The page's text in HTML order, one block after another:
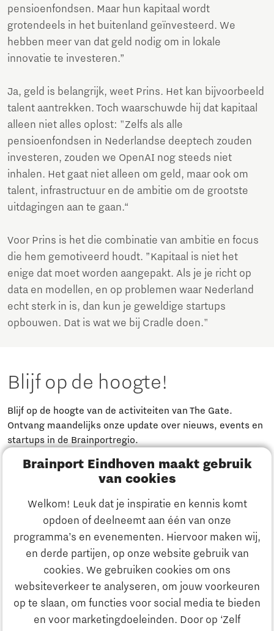
Brainport Eindhoven maakt gebruik
van cookies
Welkom! Leuk dat je inspiratie en kennis komt
opdoen of deelneemt aan één van onze
programma’s en evenementen. Hiervoor maken wij,
en derde partijen, op onze website gebruik van
cookies. We gebruiken cookies om ons
websiteverkeer te analyseren, om jouw voorkeuren
op te slaan, om functies voor social media te bieden
en voor marketingdoeleinden. Door op ‘Zelf
pensioenfondsen. Maar hun kapitaal wordt
grotendeels in het buitenland geïnvesteerd. We
hebben meer van dat geld nodig om in lokale
innovatie te investeren.”
Ja, geld is belangrijk, weet Prins. Het kan bijvoorbeeld
talent aantrekken. Toch waarschuwde hij dat kapitaal
alleen niet alles oplost: "Zelfs als alle
pensioenfondsen in Nederlandse deeptech zouden
investeren, zouden we OpenAI nog steeds niet
inhalen. Het gaat niet alleen om geld, maar ook om
talent, infrastructuur en de ambitie om de grootste
uitdagingen aan te gaan.“
Voor Prins is het die combinatie van ambitie en focus
die hem gemotiveerd houdt. ”Kapitaal is niet het
enige dat moet worden aangepakt. Als je je richt op
data en modellen, en op problemen waar Nederland
echt sterk in is, dan kun je geweldige startups
opbouwen. Dat is wat we bij Cradle doen."
Blijf op de hoogte!
Blijf op de hoogte van de activiteiten van The Gate.
Ontvang maandelijks onze update over nieuws, events en
startups in de Brainportregio.
Meld je aan
Heb je een vraag?
E-mailadres:info@thegate.tech
Volg ons
Bezoekadres walk-in hours &
The Gate Academy